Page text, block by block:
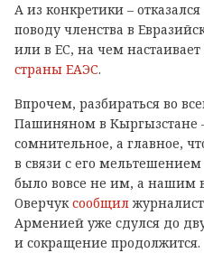
А из конкретики –
поводу членства в
или в ЕС, на чем настаивает
страны ЕАЭС.
Впрочем, разбираться во
Пашиняном в Кыргызстане
сомнительное, а главное,
в связи с его мельтешением
было вовсе не им, а нашим
Оверчуксообщил
Арменией уже сдулся до
и сокращение продолжится.